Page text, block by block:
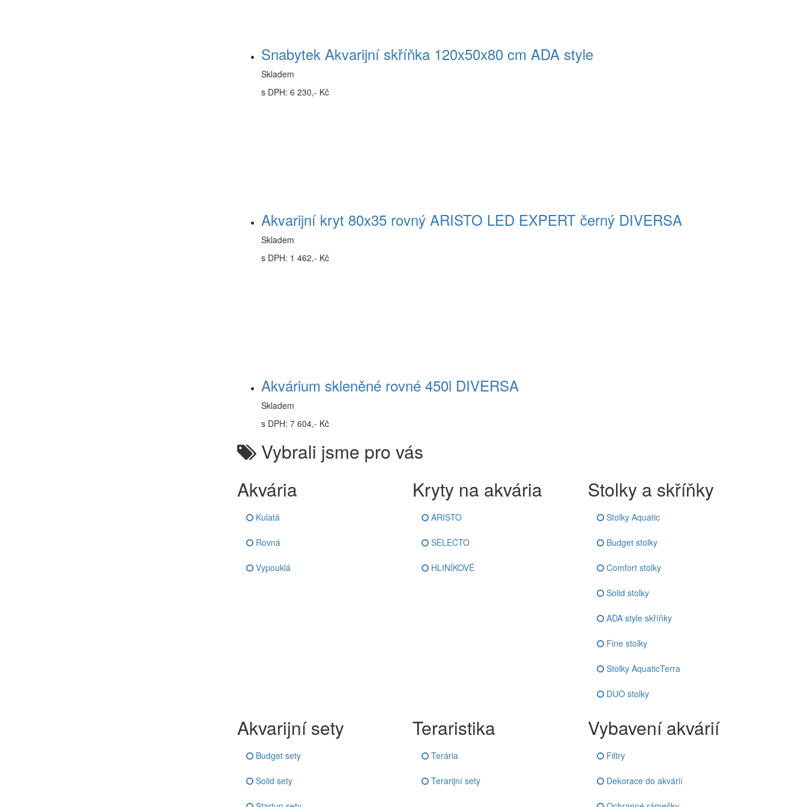
Snabytek Akvarijní skříňka 120x50x80 cm ADA style
Skladem
s DPH: 6 230,- Kč
Akvarijní kryt 80x35 rovný ARISTO LED EXPERT černý DIVERSA
Skladem
s DPH: 1 462,- Kč
Akvárium skleněné rovné 450l DIVERSA
Skladem
s DPH: 7 604,- Kč
Vybrali jsme pro vás
Akvária
Kulatá
Rovná
Vypouklá
Kryty na akvária
ARISTO
SELECTO
HLINÍKOVÉ
Stolky a skříňky
Stolky Aquatic
Budget stolky
Comfort stolky
Solid stolky
ADA style skříňky
Fine stolky
Stolky AquaticTerra
DUO stolky
Akvarijní sety
Budget sety
Solid sety
Teraristika
Terária
Terarijní sety
Vybavení akvárií
Filtry
Dekorace do akvárií